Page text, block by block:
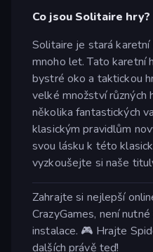
Co jsou Solitaire hry?
Solitaire je stará karetní
mnoho let. Tato karetní
bystré oko a taktickou
velké množství různých
několika fantastických
klasickým pravidlům
svou lásku k této
vyzkoušejte si naše
Zahrajte si nejlepší
CrazyGames, není
instalace. 🎮 Hrajte
dalších právě teď!